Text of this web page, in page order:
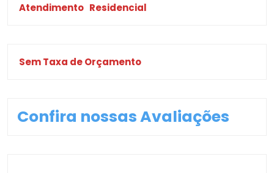
Atendimento Residencial
Sem Taxa de Orçamento
Confira nossas Avaliações